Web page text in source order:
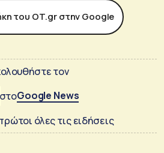
του ΟΤ.gr στην Google
τον
στοGoogle News
όλες τις ειδήσεις